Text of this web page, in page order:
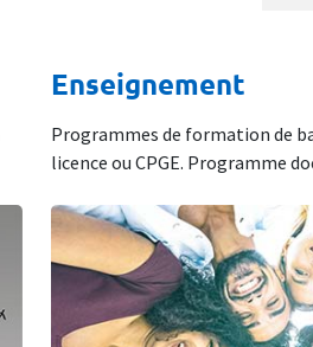
Enseignement
Programmes de formation de
licence ou CPGE. Programme